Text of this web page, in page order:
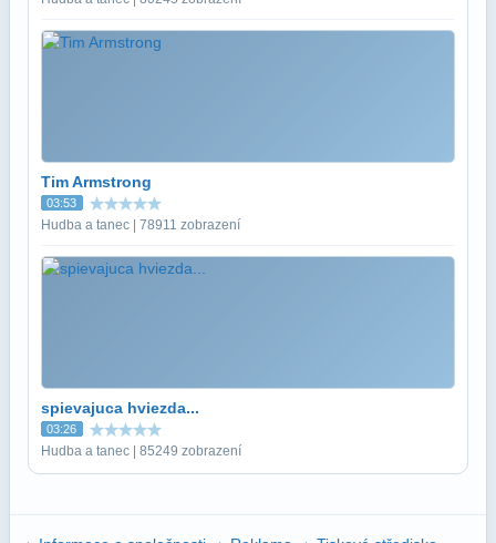
Tim Armstrong
03:53
Hudba a tanec | 78911 zobrazení
spievajuca hviezda...
03:26
Hudba a tanec | 85249 zobrazení